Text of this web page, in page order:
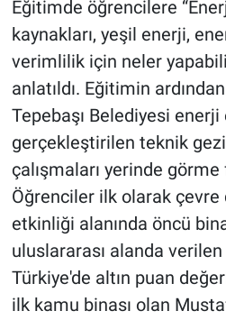
Eğitimde öğrencilere
kaynakları, yeşil enerji,
verimlilik için neler
anlatıldı. Eğitimin
Tepebaşı Belediyesi
gerçekleştirilen teknik
çalışmaları yerinde görme
Öğrenciler ilk olarak
etkinliği alanında öncü
uluslararası alanda verilen
Türkiye'de altın puan
ilk kamu binası olan